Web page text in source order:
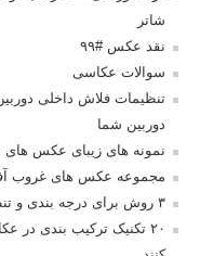
شاتر
نقد عکس #۹۹
سوالات عکاسی
تنظیمات فلاش داخلی
دوربین شما
نمونه های زیبای عکس
مجموعه عکس های غروب
۳ روش برای درجه بندی و تنظیم دقیق رنگ در فتوشاپ
۲۰ تکنیک ترکیب بندی